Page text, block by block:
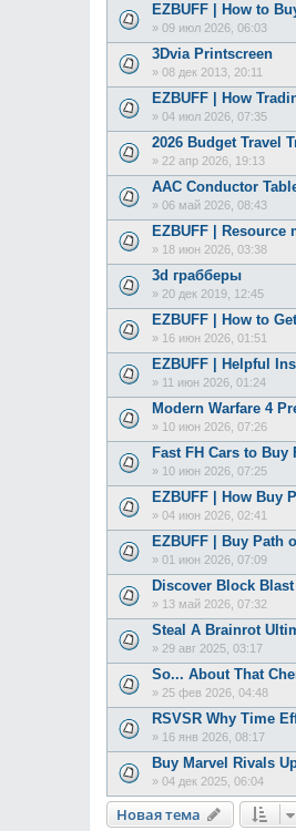
EZBUFF | How to
» 09 июл 2026, 06:03
3Dvia Printscreen
» 08 дек 2013, 20:11
EZBUFF | How
» 04 июл 2026, 07:35
2026 Budget Travel
» 22 апр 2026, 19:13
AAC Conductor
» 06 май 2026, 08:43
EZBUFF |
» 18 июн 2026, 03:38
3d грабберы
» 20 дек 2019, 12:45
EZBUFF | How to
» 16 июн 2026, 01:51
EZBUFF | Helpful
» 11 июн 2026, 01:24
Modern Warfare 4
» 10 июн 2026, 07:26
Fast FH Cars to
» 10 июн 2026, 07:25
EZBUFF | How Buy
» 04 июн 2026, 02:41
EZBUFF | Buy Path
» 01 июн 2026, 07:09
Discover Block
» 13 май 2026, 07:32
Steal A Brainrot
» 29 авг 2025, 03:17
So... About That
» 25 фев 2026, 04:48
RSVSR Why Time
» 16 янв 2026, 08:17
Buy Marvel Rivals
» 04 дек 2025, 06:04
Новая тема